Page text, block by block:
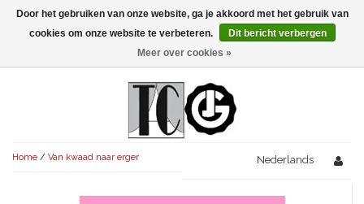
Menu
AVONDVULLEND (+75')
KORT (-30')
AVONDVULLEND (+75')
AVONDVULLEND (+75')
Home / Van kwaad naar erger Nederlands
Door het gebruiken van onze website, ga je akkoord met het gebruik van
cookies om onze website te verbeteren.
Dit bericht verbergen
Meer over cookies »